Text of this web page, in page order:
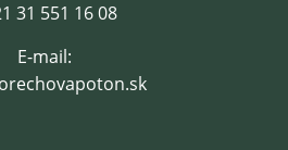
31 551 16 08
E-mail: